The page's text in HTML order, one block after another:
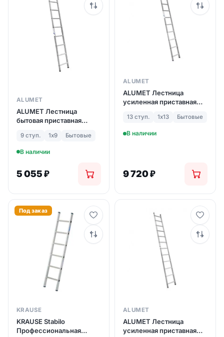
ALUMET
ALUMET Лестница
бытовая приставная
ступ. (арт. 5109)
9 ступ. 1х9 Бытовые
В наличии
5 055₽
ALUMET
ALUMET Лестница
усиленная приставная
ступ. (арт. 6113)
13 ступ. 1х13 Бытовые
В наличии
9 720₽
Под заказ
KRAUSE
KRAUSE Stabilo
Профессиональная
ALUMET
ALUMET Лестница
усиленная приставная